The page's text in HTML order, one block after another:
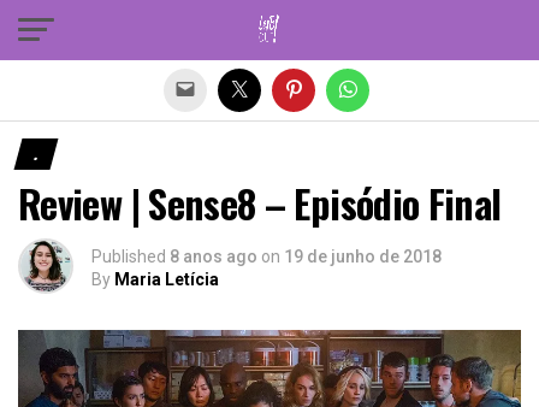
.
Review | Sense8 – Episódio Final
Published 8 anos ago on 19 de junho de 2018
By Maria Letícia
Sair da versão mobile